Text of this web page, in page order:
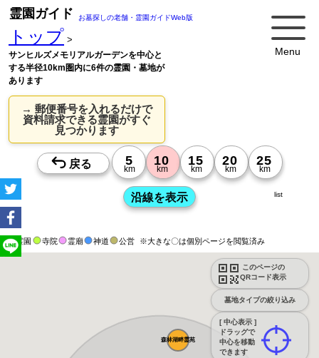
Menu
霊園ガイド お墓探しの老舗・霊園ガイドWeb版
トップ >
サンヒルズメモリアルガーデンを中心と
する半径10km圏内に6件の霊園・墓地が
あります
→ 郵便番号を入れるだけで
資料請求できる霊園がすぐ
見つかります
霊園 寺院 霊廟 神道 公営 ※大きな〇は個別ページを閲覧済み
このページの
QRコード表示
墓地タイプの絞り込み
[ 中心表示 ]
ドラッグで
中心を移動
できます
list
森林湖畔霊苑